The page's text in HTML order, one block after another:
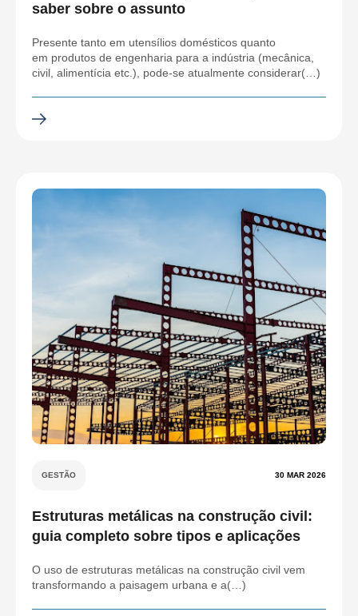
saber sobre o assunto
Presente tanto em utensílios domésticos quanto
em produtos de engenharia para a indústria (mecânica,
civil, alimentícia etc.), pode-se atualmente considerar(…)
GESTÃO 30 MAR 2026
Estruturas metálicas na construção civil:
guia completo sobre tipos e aplicações
O uso de estruturas metálicas na construção civil vem
transformando a paisagem urbana e a(…)